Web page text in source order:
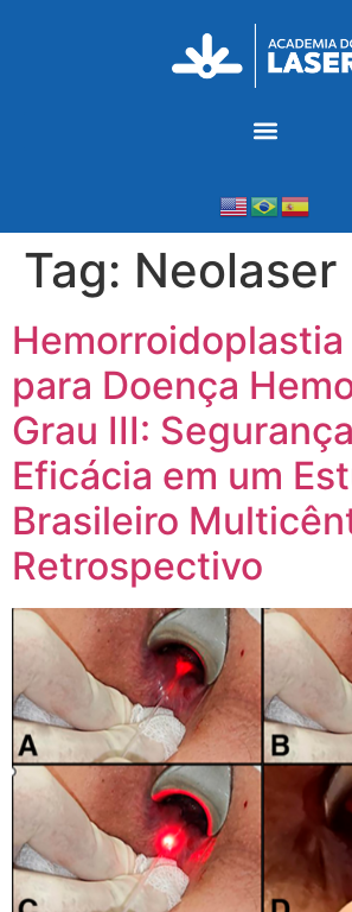
Tag: Neolaser
Hemorroido­plastia
para Doença
Grau III:
Eficácia em um
Brasileiro
Retrospectivo